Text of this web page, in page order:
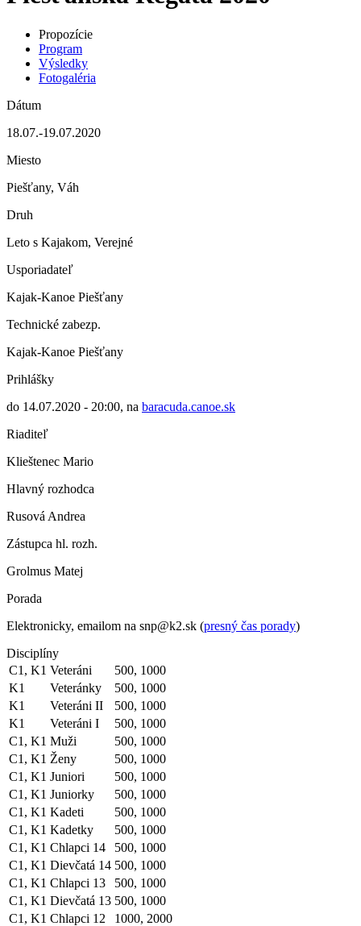
Propozície
Program
Výsledky
Fotogaléria
Dátum
18.07.-19.07.2020
Miesto
Piešťany, Váh
Druh
Leto s Kajakom, Verejné
Usporiadateľ
Kajak-Kanoe Piešťany
Technické zabezp.
Kajak-Kanoe Piešťany
Prihlášky
do 14.07.2020 - 20:00, na baracuda.canoe.sk
Riaditeľ
Klieštenec Mario
Hlavný rozhodca
Rusová Andrea
Zástupca hl. rozh.
Grolmus Matej
Porada
Elektronicky, emailom na snp@k2.sk (presný čas porady)
Disciplíny
C1, K1 Veteráni
500, 1000
K1
Veteránky
500, 1000
K1
Veteráni II
500, 1000
K1
Veteráni I
500, 1000
C1, K1 Muži
500, 1000
C1, K1 Ženy
500, 1000
C1, K1 Juniori
500, 1000
C1, K1 Juniorky
500, 1000
C1, K1 Kadeti
500, 1000
C1, K1 Kadetky
500, 1000
C1, K1 Chlapci 14
500, 1000
C1, K1 Dievčatá 14 500, 1000
C1, K1 Chlapci 13
500, 1000
C1, K1 Dievčatá 13 500, 1000
C1, K1 Chlapci 12
1000, 2000